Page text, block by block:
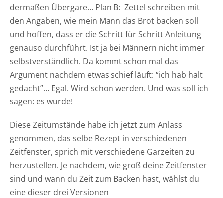
dermaßen Übergare… Plan B: Zettel schreiben mit
den Angaben, wie mein Mann das Brot backen soll
und hoffen, dass er die Schritt für Schritt Anleitung
genauso durchführt. Ist ja bei Männern nicht immer
selbstverständlich. Da kommt schon mal das
Argument nachdem etwas schief läuft: “ich hab halt
gedacht”… Egal. Wird schon werden. Und was soll ich
sagen: es wurde!
Diese Zeitumstände habe ich jetzt zum Anlass
genommen, das selbe Rezept in verschiedenen
Zeitfenster, sprich mit verschiedene Garzeiten zu
herzustellen. Je nachdem, wie groß deine Zeitfenster
sind und wann du Zeit zum Backen hast, wählst du
eine dieser drei Versionen